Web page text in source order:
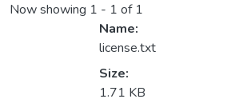
Now showing 1 - 1 of 1
Name:
license.txt
Size:
1.71 KB